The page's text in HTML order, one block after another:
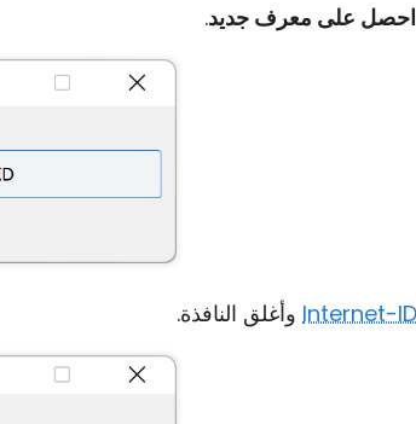
احصل على معرف جديد.
وأغلق النافذة.